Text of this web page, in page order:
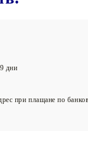
дни
при плащане по